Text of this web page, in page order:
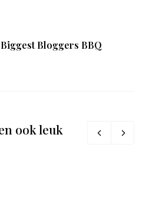
Bloggers BBQ
ook leuk